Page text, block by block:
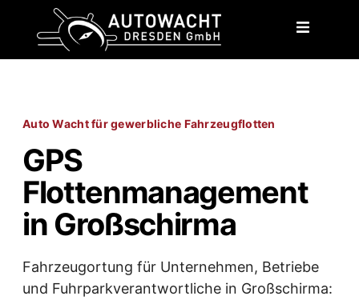
Auto Wacht für gewerbliche Fahrzeugflotten
GPS
Flottenmanagement
in Großschirma
Fahrzeugortung für Unternehmen, Betriebe
und Fuhrparkverantwortliche in Großschirma: